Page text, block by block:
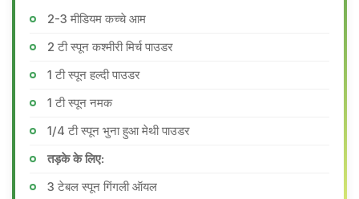
2-3 मीडियम कच्चे आम
2 टी स्पून कश्मीरी मिर्च पाउडर
1 टी स्पून हल्दी पाउडर
1 टी स्पून नमक
1/4 टी स्पून भुना हुआ मेथी पाउडर
तड़के के लिए:
3 टेबल स्पून गिंगली ऑयल